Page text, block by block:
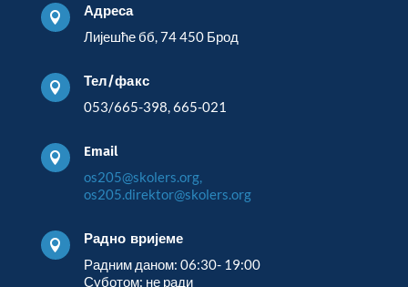

Адреса
Лијешће бб, 74 450 Брод

Тел/факс
053/665-398, 665-021

Email
os205@skolers.org,
os205.direktor@skolers.org

Радно вријеме
Радним даном: 06:30- 19:00
Суботом: не ради